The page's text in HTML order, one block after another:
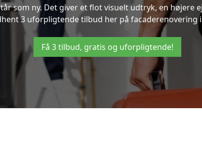
som ny. Det giver et flot visuelt udtryk, en
3 uforpligtende tilbud her på facaderenovering
Få 3 tilbud, gratis og uforpligtende!